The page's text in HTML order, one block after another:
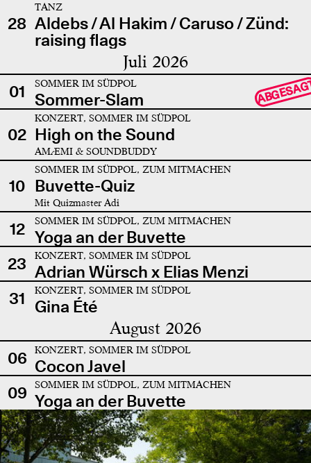
28
TANZ
Aldebs / Al Hakim / Caruso / Zünd:
raising flags
Juli 2026
01 SOMMER IM SÜDPOL
Sommer-Slam
02
KONZERT, SOMMER IM SÜDPOL
High on the Sound
AMÆMI & SOUNDBUDDY
10
SOMMER IM SÜDPOL, ZUM MITMACHEN
Buvette-Quiz
Mit Quizmaster Adi
12 SOMMER IM SÜDPOL, ZUM MITMACHEN
Yoga an der Buvette
23
KONZERT, SOMMER IM SÜDPOL
Adrian Würsch x Elias Menzi
31
KONZERT, SOMMER IM SÜDPOL
Gina Été
August 2026
06 KONZERT, SOMMER IM SÜDPOL
Cocon Javel
09
SOMMER IM SÜDPOL, ZUM MITMACHEN
Yoga an der Buvette